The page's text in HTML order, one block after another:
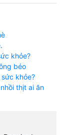
khỏe?
béo
khỏe?
thịt ai ăn